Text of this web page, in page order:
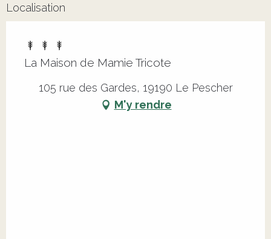
Localisation
La Maison de Mamie Tricote
105 rue des Gardes, 19190 Le Pescher
M'y rendre